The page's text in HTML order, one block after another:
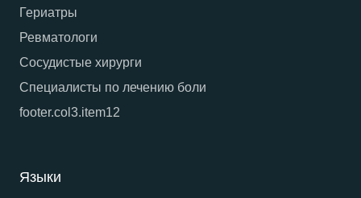
Гериатры
Ревматологи
Сосудистые хирурги
Специалисты по лечению боли
footer.col3.item12
Языки